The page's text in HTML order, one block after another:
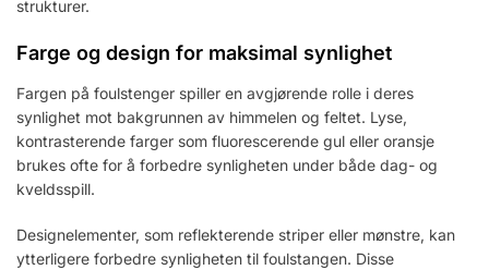
strukturer.
Farge og design for maksimal synlighet
Fargen på foulstenger spiller en avgjørende rolle i deres
synlighet mot bakgrunnen av himmelen og feltet. Lyse,
kontrasterende farger som fluorescerende gul eller oransje
brukes ofte for å forbedre synligheten under både dag- og
kveldsspill.
Designelementer, som reflekterende striper eller mønstre, kan
ytterligere forbedre synligheten til foulstangen. Disse